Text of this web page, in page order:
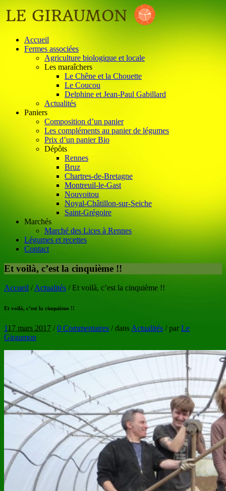
Accueil
Fermes associées
Agriculture biologique et locale
Les maraîchers
Le Chêne et la Chouette
Le Coucou
Delphine et Jean-Paul Gabillard
Actualités
Paniers
Composition d’un panier
Les compléments au panier de légumes
Prix d’un panier Bio
Dépôts
Rennes
Bruz
Chartres-de-Bretagne
Montreuil-le-Gast
Nouvoitou
Noyal-Châtillon-sur-Seiche
Saint-Grégoire
Marchés
Marché des Lices à Rennes
Légumes et recettes
Contact
Et voilà, c’est la cinquième !!
Accueil /Actualités /Et voilà, c’est la cinquième !!
Et voilà, c’est la cinquième !!
117 mars 2017 /0 Commentaires /dans Actualités /par Le
Giraumon